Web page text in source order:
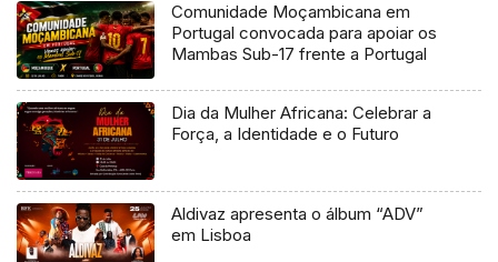
Comunidade Moçambicana em
Portugal convocada para apoiar os
Mambas Sub-17 frente a Portugal
Dia da Mulher Africana: Celebrar a
Força, a Identidade e o Futuro
Aldivaz apresenta o álbum “ADV”
em Lisboa